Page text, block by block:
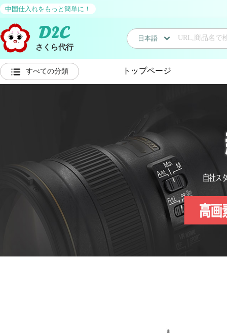
中国仕入れをもっと簡単に！
さくら代行
日本語
日本語
中国語
すべての分類 トップページ